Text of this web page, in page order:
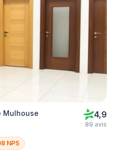
Mulhouse 4,9
89 avis
NPS